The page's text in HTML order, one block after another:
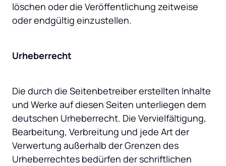
löschen oder die Veröffentlichung zeitweise
oder endgültig einzustellen.
Urheberrecht
Die durch die Seitenbetreiber erstellten Inhalte
und Werke auf diesen Seiten unterliegen dem
deutschen Urheberrecht. Die Vervielfältigung,
Bearbeitung, Verbreitung und jede Art der
Verwertung außerhalb der Grenzen des
Urheberrechtes bedürfen der schriftlichen